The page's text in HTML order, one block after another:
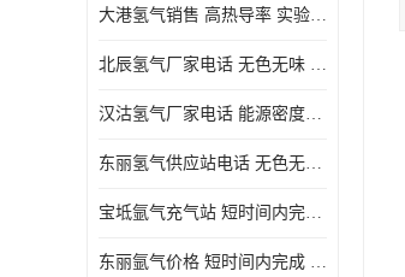
大港氢气销售 高热导率 实验室应用
北辰氢气厂家电话 无色无味 凝点为-259
汉沽氢气厂家电话 能源密度高 储存和传输便利
东丽氢气供应站电话 无色无味 储存和传输便利
宝坻氩气充气站 短时间内完成 人员经过培训
东丽氩气价格 短时间内完成 物流管理优良